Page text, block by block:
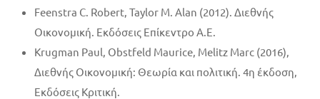
Feenstra C. Robert, Taylor M. Alan (2012). Διεθνής
Οικονομική. Εκδόσεις Επίκεντρο Α.Ε.
Krugman Paul, Obstfeld Maurice, Melitz Marc (2016),
Διεθνής Οικονομική: Θεωρία και πολιτική. 4η έκδοση,
Εκδόσεις Κριτική.